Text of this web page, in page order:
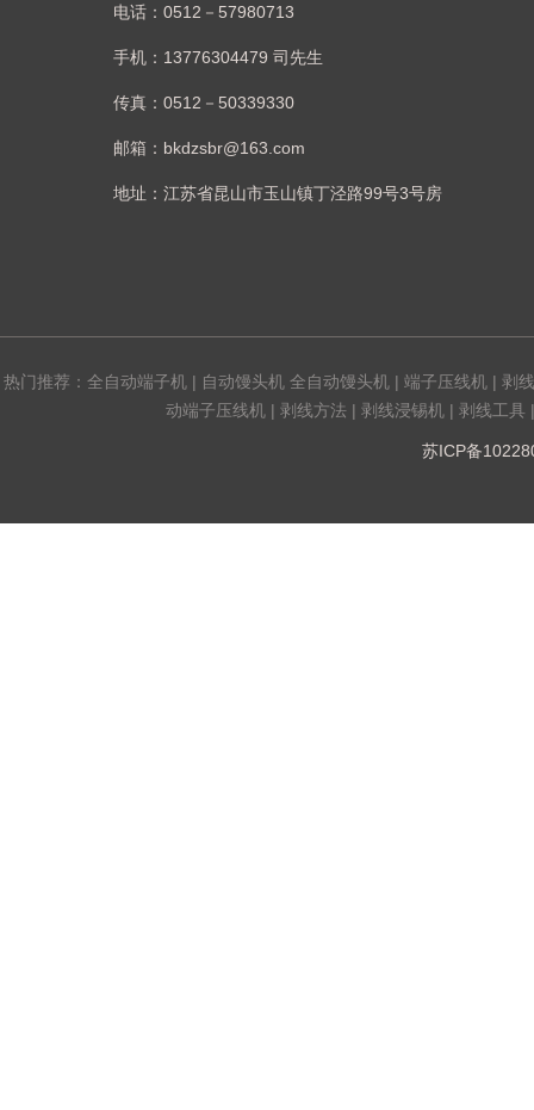
电话：0512－57980713
手机：13776304479 司先生
传真：0512－50339330
邮箱：bkdzsbr@163.com
地址：江苏省昆山市玉山镇丁泾路99号3号房
热门推荐： 全自动端子机 | 自动馒头机 全自动馒头机 | 端子压线机 | 剥
动端子压线机 | 剥线方法 | 剥线浸锡机 | 剥线工具 |
苏ICP备